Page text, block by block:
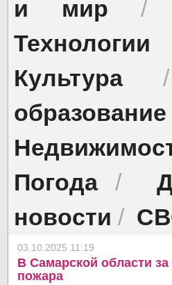
и мир
Технологии
Культура
образование
Погода/
новости /
03.10.2025 11:19
В Самарской области
пожара